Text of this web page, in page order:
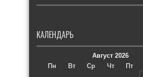
КАЛЕНДАРЬ
Август 2026
Пн
Вт Ср Чт Пт